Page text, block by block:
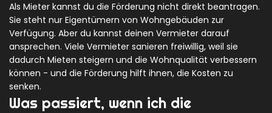
Als Mieter kannst du die Förderung nicht direkt beantragen.
Sie steht nur Eigentümern von Wohngebäuden zur
Verfügung. Aber du kannst deinen Vermieter darauf
ansprechen. Viele Vermieter sanieren freiwillig, weil sie
dadurch Mieten steigern und die Wohnqualität verbessern
können - und die Förderung hilft ihnen, die Kosten zu
senken.
Was passiert, wenn ich die